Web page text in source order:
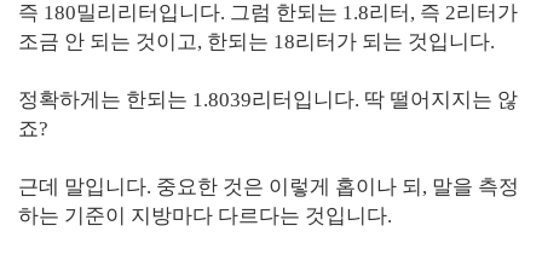
즉 180밀리리터입니다. 그럼 한되는 1.8리터, 즉 2리터가
조금 안 되는 것이고, 한되는 18리터가 되는 것입니다.
정확하게는 한되는 1.8039리터입니다. 딱 떨어지지는 않
죠?
근데 말입니다. 중요한 것은 이렇게 홉이나 되, 말을 측정
하는 기준이 지방마다 다르다는 것입니다.